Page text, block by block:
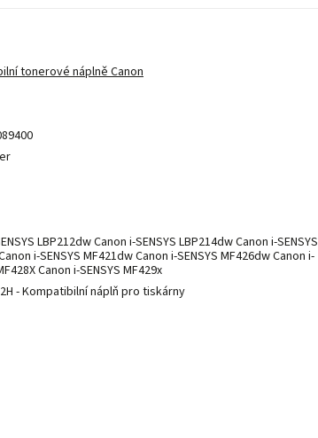
tonerové náplně Canon
LBP212dw Canon i-SENSYS LBP214dw Canon i-SENSYS
i-SENSYS MF421dw Canon i-SENSYS MF426dw Canon i-
Canon i-SENSYS MF429x
- Kompatibilní náplň pro tiskárny